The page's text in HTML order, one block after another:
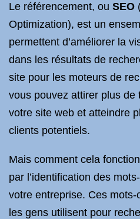
Le référencement, ou SEO
Optimization), est un
permettent d’améliorer la
dans les résultats de
site pour les moteurs de
vous pouvez attirer plus de
votre site web et atteindre
clients potentiels.
Mais comment cela
par l’identification des
votre entreprise. Ces
les gens utilisent pour